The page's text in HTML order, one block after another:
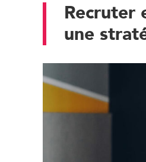
Recruter
une